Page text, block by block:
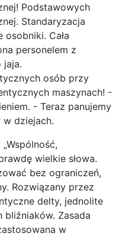
Podstawowych
Standaryzacja
Cała
personelem z
jaja.
osób przy
maszynach! -
- Teraz panujemy
w dziejach.
wielkie słowa.
bez ograniczeń,
Rozwiązany przez
delty, jednolite
bliźniaków. Zasada
w